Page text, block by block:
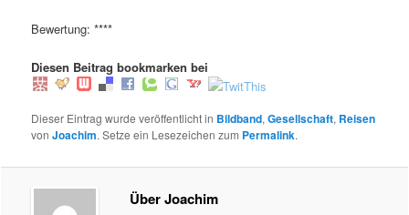
Bewertung: ****
Diesen Beitrag bookmarken bei
Dieser Eintrag wurde veröffentlicht in Bildband,Gesellschaft, Reisen
vonJoachim. Setze ein Lesezeichen zum Permalink.
Über Joachim